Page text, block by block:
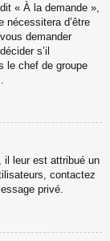
« À la demande »,
nécessitera d’être
demander
s’il
le chef de groupe
il leur est attribué un
contactez
privé.